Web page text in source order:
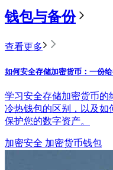
钱包与备份
查看更多
如何安全存储加密货币：一份
学习安全存储加密货币的
冷热钱包的区别，以及如
保护您的数字资产。
加密安全 加密货币钱包